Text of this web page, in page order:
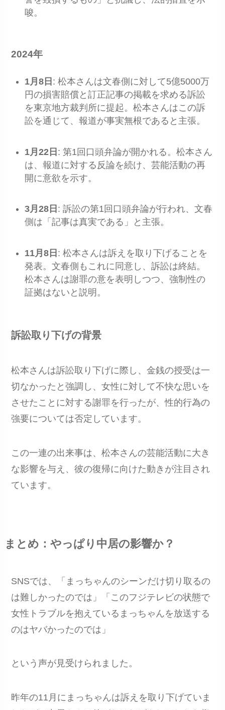
唆。
2024年
1月8日 : 松本さんは文春側に対して5億5000万
円の損害賠償と訂正記事の掲載を求める訴訟
を東京地方裁判所に提起。松本さんはこの訴
訟を通じて、報道が事実無根であると主張。
1月22日 : 第1回口頭弁論が開かれる。松本さん
は、報道に対する反論を続け、芸能活動の再
開に意欲を示す。
3月28日 : 訴訟の第1回口頭弁論が行われ、文春
側は「記事は真実である」と主張。
11月8日 : 松本さんは訴えを取り下げることを
発表。文春側もこれに同意し、訴訟は終結。
松本さんは謝罪の意を表明しつつ、強制性の
証拠はないと説明。
訴訟取り下げの背景
松本さんは訴訟取り下げに際し、金銭の授受は一
切なかったと強調し、女性に対して不快な思いを
させたことに対する謝罪を行ったが、性的行為の
強要については否定しています。
この一連の出来事は、松本さんの芸能活動に大き
な影響を与え、彼の復帰に向けた動きが注目され
ています。
まとめ：やっぱり中居の影響か？
SNSでは、「まっちゃんのシーンだけ切り取るの
は難しかったのでは」「このフジテレビの状態で
女性トラブルを抱えているまっちゃんを放送する
のはヤバかったのでは」
という声が見受けられました。
昨年の11月にまっちゃんは訴えを取り下げていま